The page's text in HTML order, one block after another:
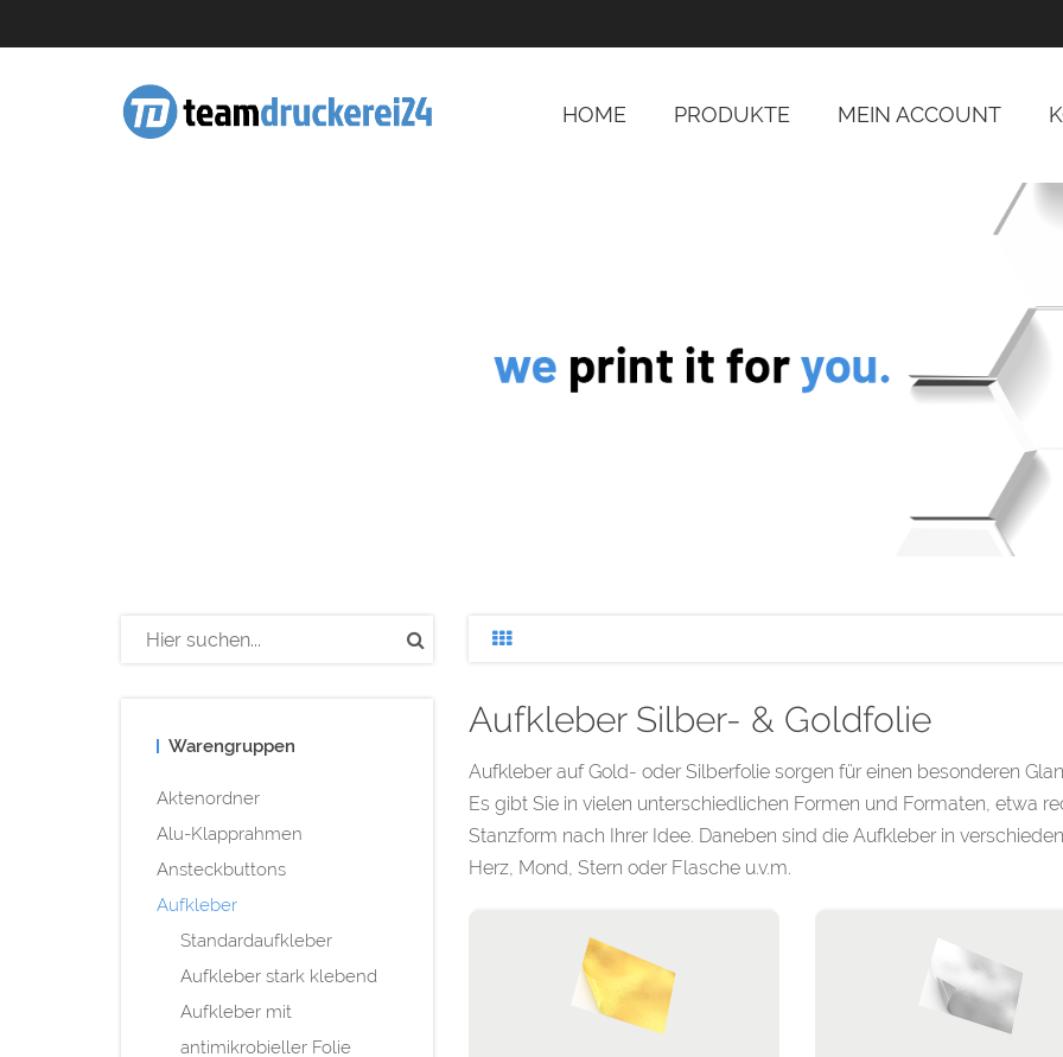
HOME PRODUKTE MEIN ACCOUNT
Warengruppen
Aktenordner
Alu-Klapprahmen
Ansteckbuttons
Aufkleber
Standardaufkleber
Aufkleber stark klebend
Aufkleber mit
antimikrobieller Folie
Aufkleber Silber- & Goldfolie
Aufkleber auf Gold- oder Silberfolie sorgen für einen besonderen
Es gibt Sie in vielen unterschiedlichen Formen und Formaten, etwa
Stanzform nach Ihrer Idee. Daneben sind die Aufkleber in
Herz, Mond, Stern oder Flasche u.v.m.